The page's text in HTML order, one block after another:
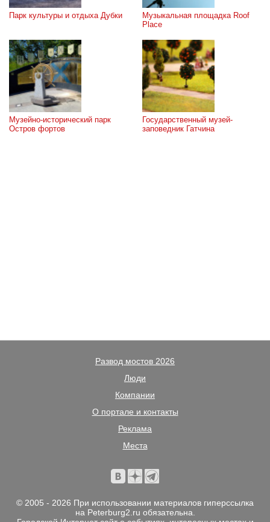
Парк культуры и отдыха Дубки
Музыкальная площадка Roof
Place
Музейно-исторический парк
Остров фортов
Государственный музей-
заповедник Гатчина
Развод мостов 2026
Люди
Компании
О портале и контакты
Реклама
Места
© 2005 - 2026 При использовании материалов гиперссылка
на Peterburg2.ru обязательна.